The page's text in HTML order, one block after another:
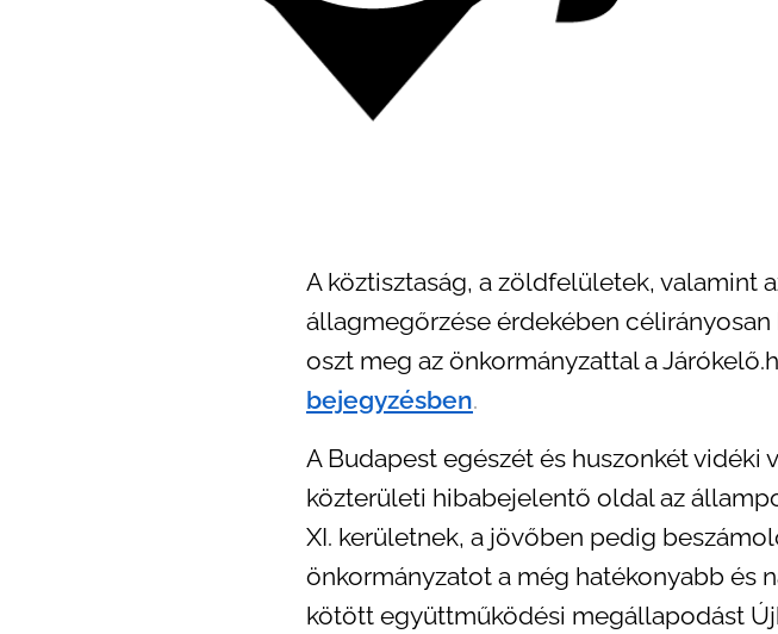
A köztisztaság, a zöldfelületek, valamint
állagmegőrzése érdekében
oszt meg az önkormányzattal a
bejegyzésben.
A Budapest egészét és huszonkét
közterületi hibabejelentő oldal az
XI. kerületnek, a jövőben pedig
önkormányzatot a még hatékonyabb és
kötött együttműködési megállapodást